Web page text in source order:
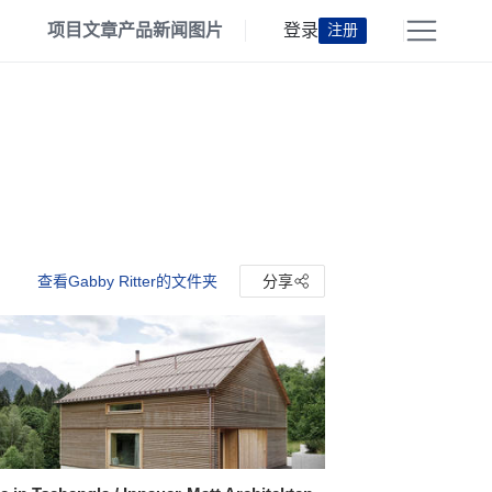
项目文章产品新闻 图片 登录 注册
查看Gabby Ritter的文件夹 分享